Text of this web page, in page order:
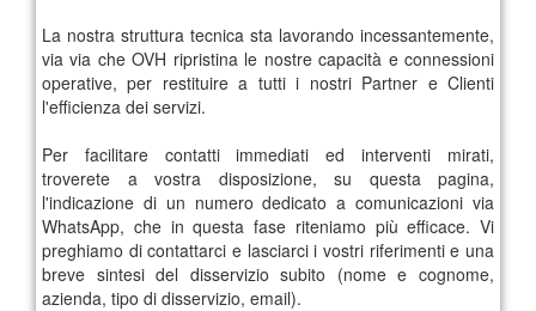
La nostra struttura tecnica sta lavorando incessantemente,
via via che OVH ripristina le nostre capacità e connessioni
operative, per restituire a tutti i nostri Partner e Clienti
l'efficienza dei servizi.
Per facilitare contatti immediati ed interventi mirati,
troverete a vostra disposizione, su questa pagina,
l'indicazione di un numero dedicato a comunicazioni via
WhatsApp, che in questa fase riteniamo più efficace. Vi
preghiamo di contattarci e lasciarci i vostri riferimenti e una
breve sintesi del disservizio subito (nome e cognome,
azienda, tipo di disservizio, email).